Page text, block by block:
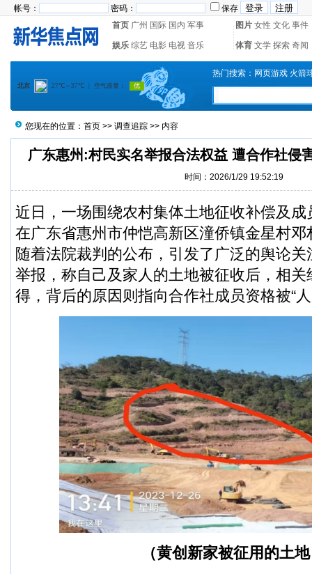
帐号： 密码：
保存
首页 广州 国际 国内 军事 图片 女性 文化 事件
娱乐 综艺 电影 电视 音乐 体育 文学 探索 奇闻
热门搜索： 网页游戏 火箭
您现在的位置： 首页 >> 调查追踪 >> 内容
广东惠州:村民实名举报合法权益 遭合作社侵
时间：2026/1/29 19:52:19
近日，一场围绕农村集体土地征收补偿及
在广东省惠州市仲恺高新区潼侨镇金星村
随着法院裁判的公布，引发了广泛的舆论
举报，称自己及家人的土地被征收后，相
得，背后的原因则指向合作社成员资格被“
（黄创新家被征用的土